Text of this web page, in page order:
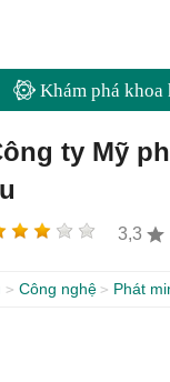
Khám phá khoa
ty Mỹ
3,3
Công nghệ Phát